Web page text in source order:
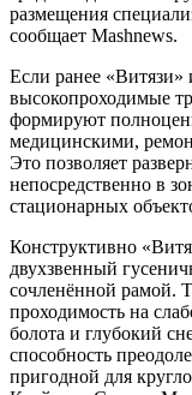
размещения
сообщает Mashnews.
Если ранее «Витязи»
высокопроходимые
формируют
медицинскими,
Это позволяет
непосредственно в
стационарных
Конструктивно
двухзвенный
сочленённой рамой.
проходимость на
болота и глубокий
способность
пригодной для